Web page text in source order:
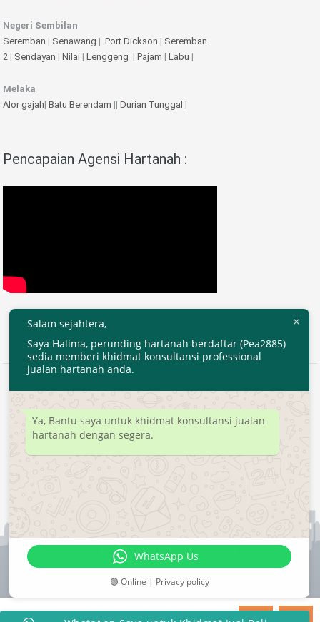
Negeri Sembilan
Seremban | Senawang | Port Dickson | Seremban
2 | Sendayan | Nilai | Lenggeng | Pajam | Labu |
Melaka
Alor gajah| Batu Berendam || Durian Tunggal |
Pencapaian Agensi Hartanah :
2020 © EjenHartanahKL.com. All Right Reserved.
Developed byMyTranspro
Salam sejahtera,
Saya Halima, perunding hartanah berdaftar (Pea2885)
sedia memberi khidmat konsultansi professional
jualan hartanah anda.
Ya, Bantu saya untuk khidmat konsultansi jualan
hartanah dengan segera.
WhatsApp Us
🟢 Online | Privacy policy